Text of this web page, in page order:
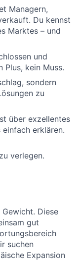
Managern,
Du kennst
Marktes – und
und
kein Muss.
sondern
zu
über exzellentes
erklären.
verlegen.
Diese
gut
suchen
Expansion